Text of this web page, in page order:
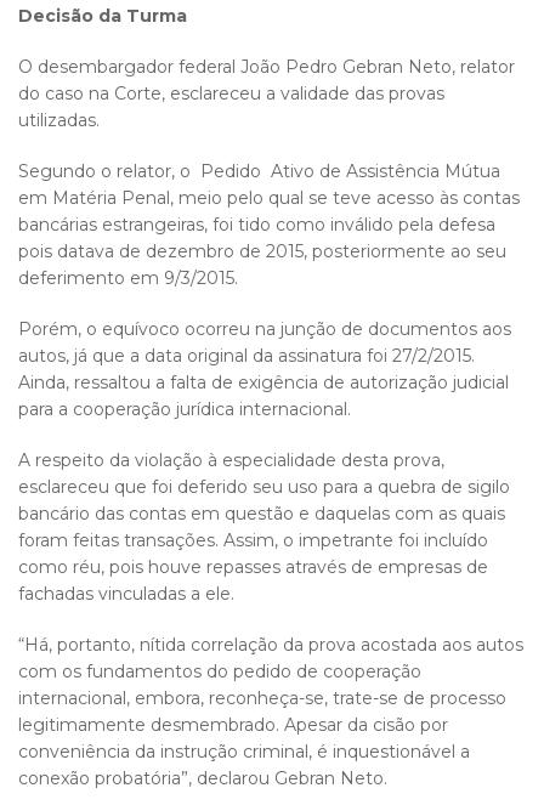
Decisão da Turma
O desembargador federal João Pedro Gebran Neto, relator
do caso na Corte, esclareceu a validade das provas
utilizadas.
Segundo o relator, o Pedido Ativo de Assistência Mútua
em Matéria Penal, meio pelo qual se teve acesso às contas
bancárias estrangeiras, foi tido como inválido pela defesa
pois datava de dezembro de 2015, posteriormente ao seu
deferimento em 9/3/2015.
Porém, o equívoco ocorreu na junção de documentos aos
autos, já que a data original da assinatura foi 27/2/2015.
Ainda, ressaltou a falta de exigência de autorização judicial
para a cooperação jurídica internacional.
A respeito da violação à especialidade desta prova,
esclareceu que foi deferido seu uso para a quebra de sigilo
bancário das contas em questão e daquelas com as quais
foram feitas transações. Assim, o impetrante foi incluído
como réu, pois houve repasses através de empresas de
fachadas vinculadas a ele.
“Há, portanto, nítida correlação da prova acostada aos autos
com os fundamentos do pedido de cooperação
internacional, embora, reconheça-se, trate-se de processo
legitimamente desmembrado. Apesar da cisão por
conveniência da instrução criminal, é inquestionável a
conexão probatória”, declarou Gebran Neto.